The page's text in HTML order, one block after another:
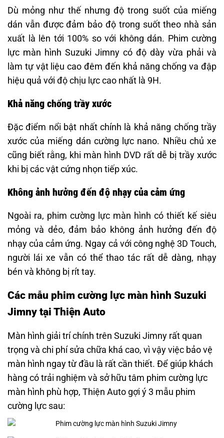
Dù mỏng như thế nhưng độ trong suốt của miếng
dán vẫn được đảm bảo độ trong suốt theo nhà sản
xuất là lên tới 100% so với không dán. Phim cường
lực màn hình Suzuki Jimny có độ dày vừa phải và
làm tự vật liệu cao đêm đến khả năng chống va đập
hiệu quả với độ chịu lực cao nhất là 9H.
Khả năng chống trầy xước
Đặc điểm nổi bật nhất chính là khả năng chống trầy
xước của miếng dán cường lực nano. Nhiều chủ xe
cũng biết rằng, khi màn hình DVD rất dễ bị trầy xước
khi bị các vật cứng nhọn tiếp xúc.
Không ảnh hưởng đến độ nhạy của cảm ứng
Ngoài ra, phim cường lực màn hình có thiết kế siêu
mỏng và dẻo, đảm bảo không ảnh hưởng đến độ
nhạy của cảm ứng. Ngay cả với công nghệ 3D Touch,
người lái xe vẫn có thể thao tác rất dễ dàng, nhạy
bén và không bị rít tay.
Các mẫu phim cường lực màn hình Suzuki
Jimny tại Thiện Auto
Màn hình giải trí chính trên Suzuki Jimny rất quan
trọng và chi phí sửa chữa khá cao, vì vậy việc bảo vệ
màn hình ngay từ đầu là rất cần thiết. Để giúp khách
hàng có trải nghiệm và sở hữu tâm phim cường lực
màn hình phù hợp, Thiện Auto gợi ý 3 mẫu phim
cường lực sau: